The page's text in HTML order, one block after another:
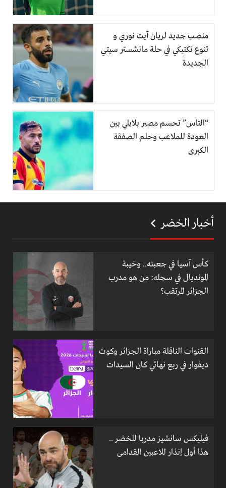
منصب جديد لريان آيت نوري و
تنوع تكتيكي في حلة مانشستر سيتي
الجديدة
“التاس” تحسم مصير بلايلي بين
العودة للملاعب وحلم الصفقة
الكبرى
أخبار الخضر
كأس آسيا في جعبته.. وخيبة
المونديال في سجله: من هو مدرب
الجزائر المرتقب؟
القنوات الناقلة مباراة الجزائر وكوت
ديفوار في ربع نهائي كان السيدات
فيليكس سانشيز مدربا للخضر ..
هذا أول إنذار للاعبين القدامى